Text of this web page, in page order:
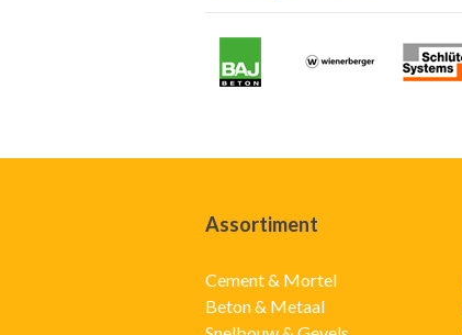
Assortiment
Cement & Mortel
Beton & Metaal